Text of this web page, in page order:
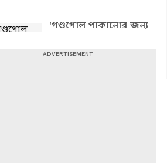
শুভেন্দু, দেখুন কী বলছেন
'গণ্ডগোল পাকানোর জন্য
করেছে তৃণমূল',